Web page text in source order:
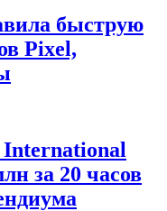
быструю
Pixel,
за 20 часов